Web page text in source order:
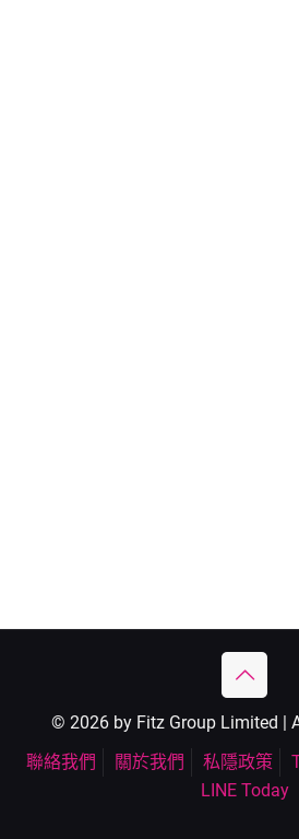
© 2026 by Fitz Group Limited |
聯絡我們
關於我們 私隱政策
LINE Today